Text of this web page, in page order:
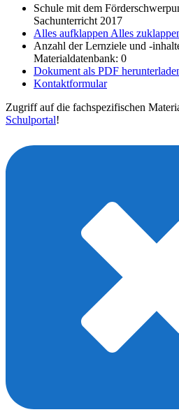
Schule mit dem
Sachunterricht 2017
Alles aufklappen Alles
Anzahl der Lernziele und -
Materialdatenbank: 0
Dokument als PDF
Kontaktformular
Zugriff auf die fachspezifischen
Schulportal!